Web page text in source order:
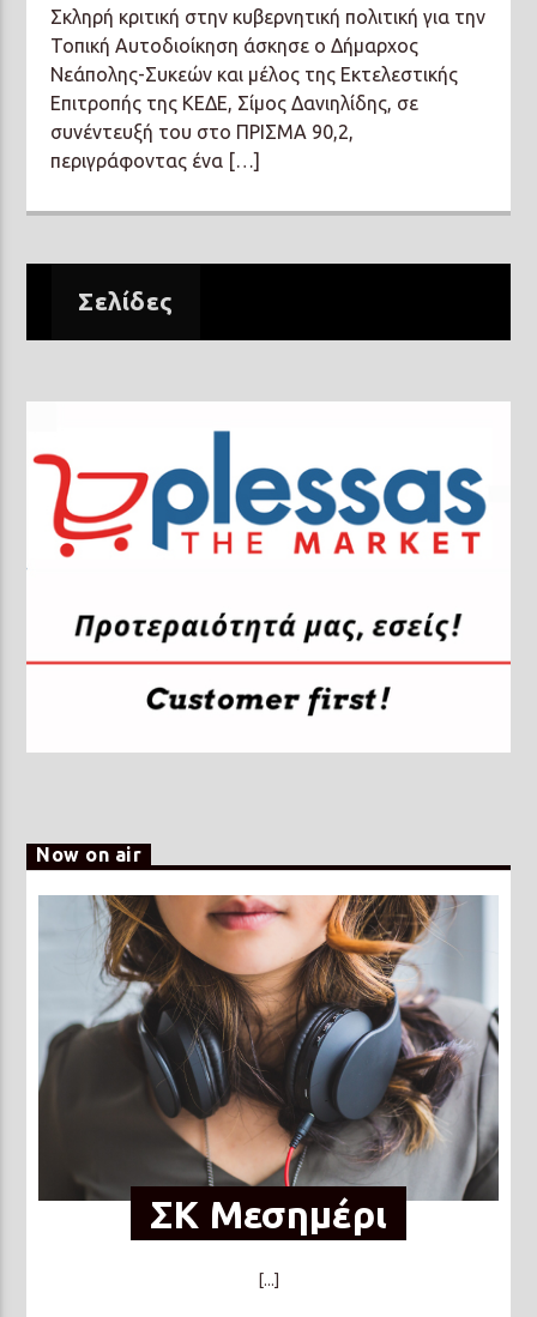
Σκληρή κριτική στην κυβερνητική πολιτική για την
Τοπική Αυτοδιοίκηση άσκησε ο Δήμαρχος
Νεάπολης-Συκεών και μέλος της Εκτελεστικής
Επιτροπής της ΚΕΔΕ, Σίμος Δανιηλίδης, σε
συνέντευξή του στο ΠΡΙΣΜΑ 90,2,
περιγράφοντας ένα […]
Σελίδες
Now on air
ΣΚ Μεσημέρι
[...]